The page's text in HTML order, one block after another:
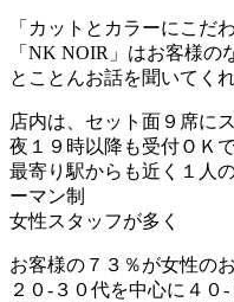
「カットとカラーにこだ
「NK NOIR」はお客様の
とことんお話を聞いてく
店内は、セット面９席に
夜１９時以降も受付ＯＫ
最寄り駅からも近く１人
ーマン制
女性スタッフが多く
お客様の７３％が女性の
２０-３０代を中心に４０-